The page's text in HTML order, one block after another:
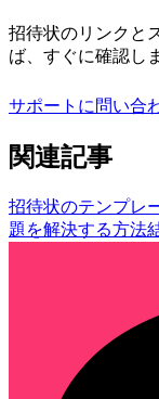
招待状のリンクと
ば、すぐに確認し
サポートに問い合
関連記事
招待状のテンプレ
題を解決する方法